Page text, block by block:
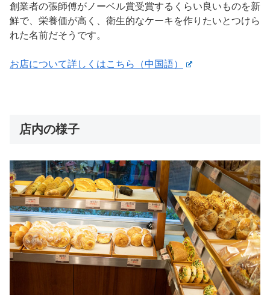
創業者の張師傅がノーベル賞受賞するくらい良いものを新
鮮で、栄養価が高く、衛生的なケーキを作りたいとつけら
れた名前だそうです。
お店について詳しくはこちら（中国語）
店内の様子